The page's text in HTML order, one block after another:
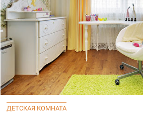
ДЕТСКАЯ КОМНАТА